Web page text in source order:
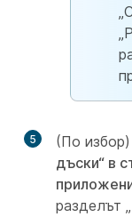
5 (По
дъски“ в
разделът